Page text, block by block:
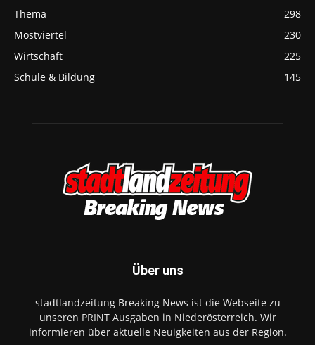
Thema
298
Mostviertel
230
Wirtschaft
225
Schule & Bildung
145
Über uns
stadtlandzeitung Breaking News ist die Webseite zu
unseren PRINT Ausgaben in Niederösterreich. Wir
informieren über aktuelle Neuigkeiten aus der Region.